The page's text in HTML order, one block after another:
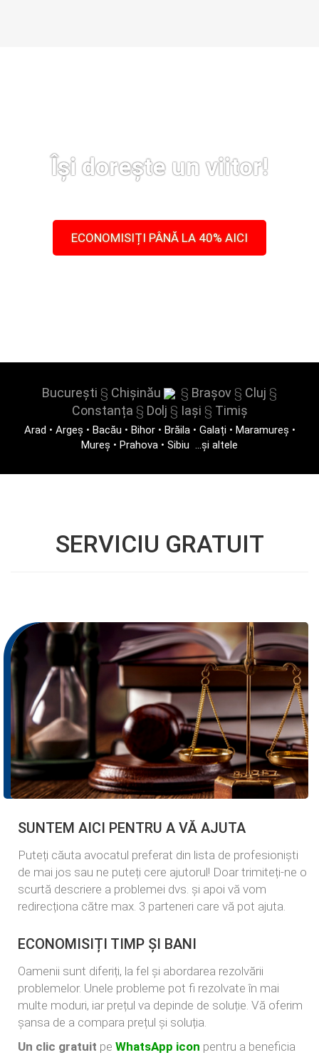
Își dorește un viitor!
ECONOMISIȚI PÂNĂ LA 40% AICI
București § Chișinău § Brașov § Cluj §
Constanța § Dolj § Iași § Timiș
Arad • Argeș • Bacău • Bihor• Brăila• Galați• Maramureș •
Mureș • Prahova • Sibiu ...și altele
SERVICIU GRATUIT
SUNTEM AICI PENTRU A VĂ AJUTA
Puteți căuta avocatul preferat din lista de profesioniști
de mai jos sau ne puteți cere ajutorul! Doar trimiteți-ne o
scurtă descriere a problemei dvs. și apoi vă vom
redirecționa către max. 3 parteneri care vă pot ajuta.
ECONOMISIȚI TIMP ȘI BANI
Oamenii sunt diferiți, la fel și abordarea rezolvării
problemelor. Unele probleme pot fi rezolvate în mai
multe moduri, iar prețul va depinde de soluție. Vă oferim
șansa de a compara prețul și soluția.
Un clic gratuit pe WhatsApp icon pentru a beneficia